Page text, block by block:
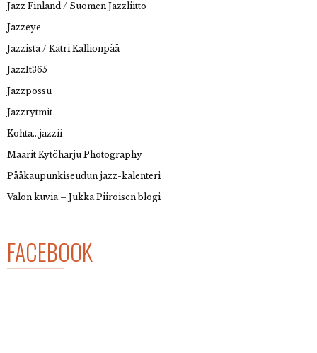
Jazz Finland / Suomen Jazzliitto
Jazzeye
Jazzista / Katri Kallionpää
JazzIt365
Jazzpossu
Jazzrytmit
Kohta…jazzii
Maarit Kytöharju Photography
Pääkaupunkiseudun jazz-kalenteri
Valon kuvia – Jukka Piiroisen blogi
FACEBOOK